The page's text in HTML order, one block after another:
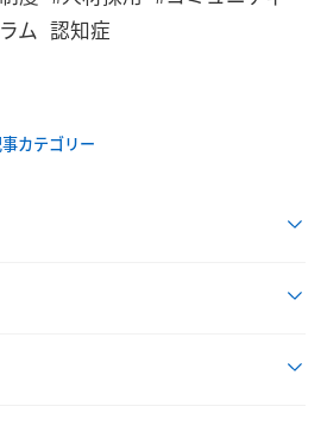
ム 認知症
カテゴリー